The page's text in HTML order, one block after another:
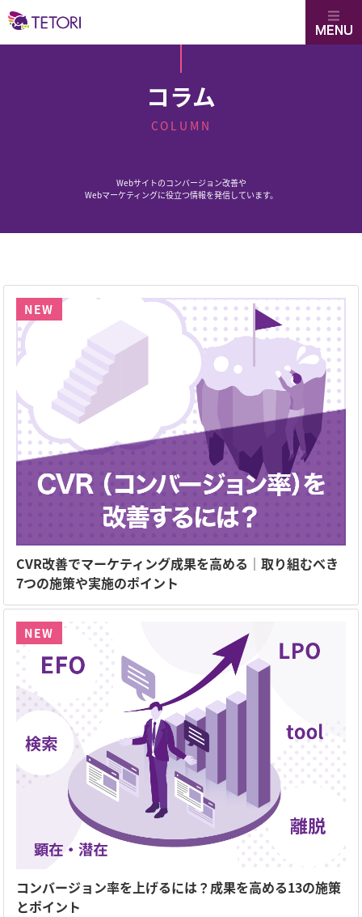
TETORI
コラム
Webサイトのコンバージョン改善や
Webマーケティングに役立つ情報を発信しています。
CVR改善でマーケティング成果を高める｜取り組むべき
7つの施策や実施のポイント
コンバージョン率を上げるには？成果を高める13の施策
とポイント